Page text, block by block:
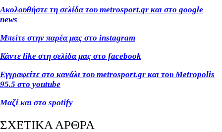
Ακολουθήστε τη σελίδα του metrosport.gr και στο google
news
Μπείτε στην παρέα μας στο instagram
Κάντε like στη σελίδα μας στο facebook
Εγγραφείτε στο κανάλι του metrosport.gr και του Metropolis
95.5 στο youtube
Μαζί και στο spotify
ΣΧΕΤΙΚΑ ΑΡΘΡΑ